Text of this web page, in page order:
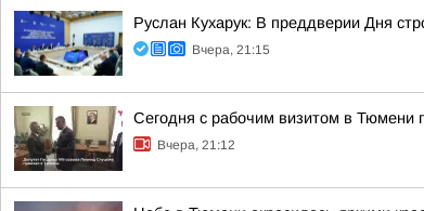
Руслан Кухарук: В преддверии Дня
Вчера, 21:15
Сегодня с рабочим визитом в
Вчера, 21:12